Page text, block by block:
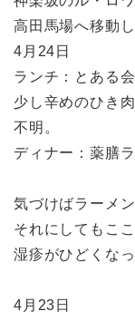
高田馬場へ移動
4月24日
ランチ：とある
少し辛めのひき
不明。
ディナー：薬膳ラ
気づけばラーメ
それにしてもこ
湿疹がひどくな
4月23日